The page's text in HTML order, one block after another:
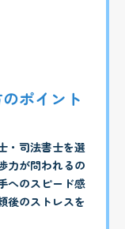
ポイント
・司法書士を選
力が問われるの
へのスピード感
後のストレスを